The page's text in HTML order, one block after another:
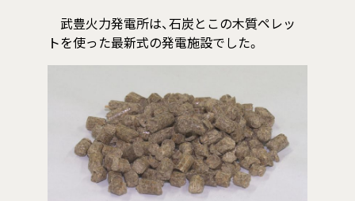
武豊火力発電所は、石炭とこの木質ペレッ
トを使った最新式の発電施設でした。